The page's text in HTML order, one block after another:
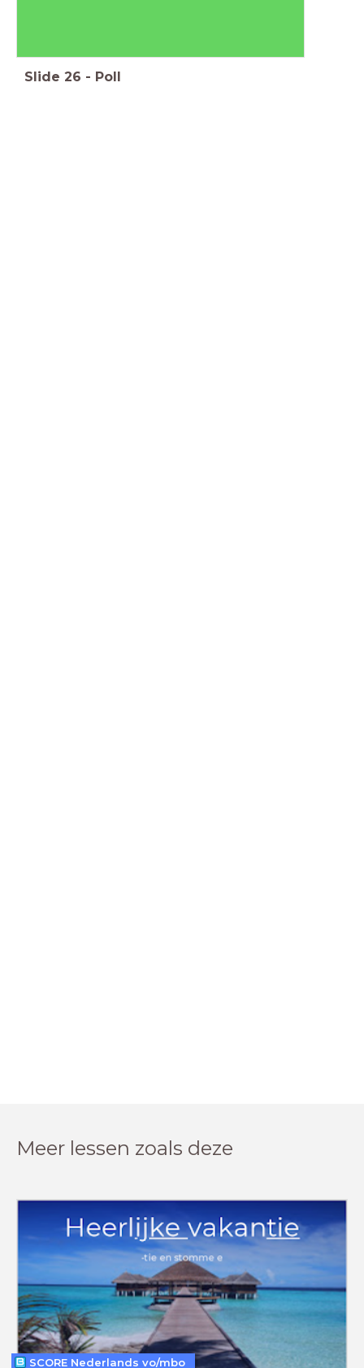
Slide 26 - Poll
Meer lessen zoals deze
SCORE Nederlands vo/mbo